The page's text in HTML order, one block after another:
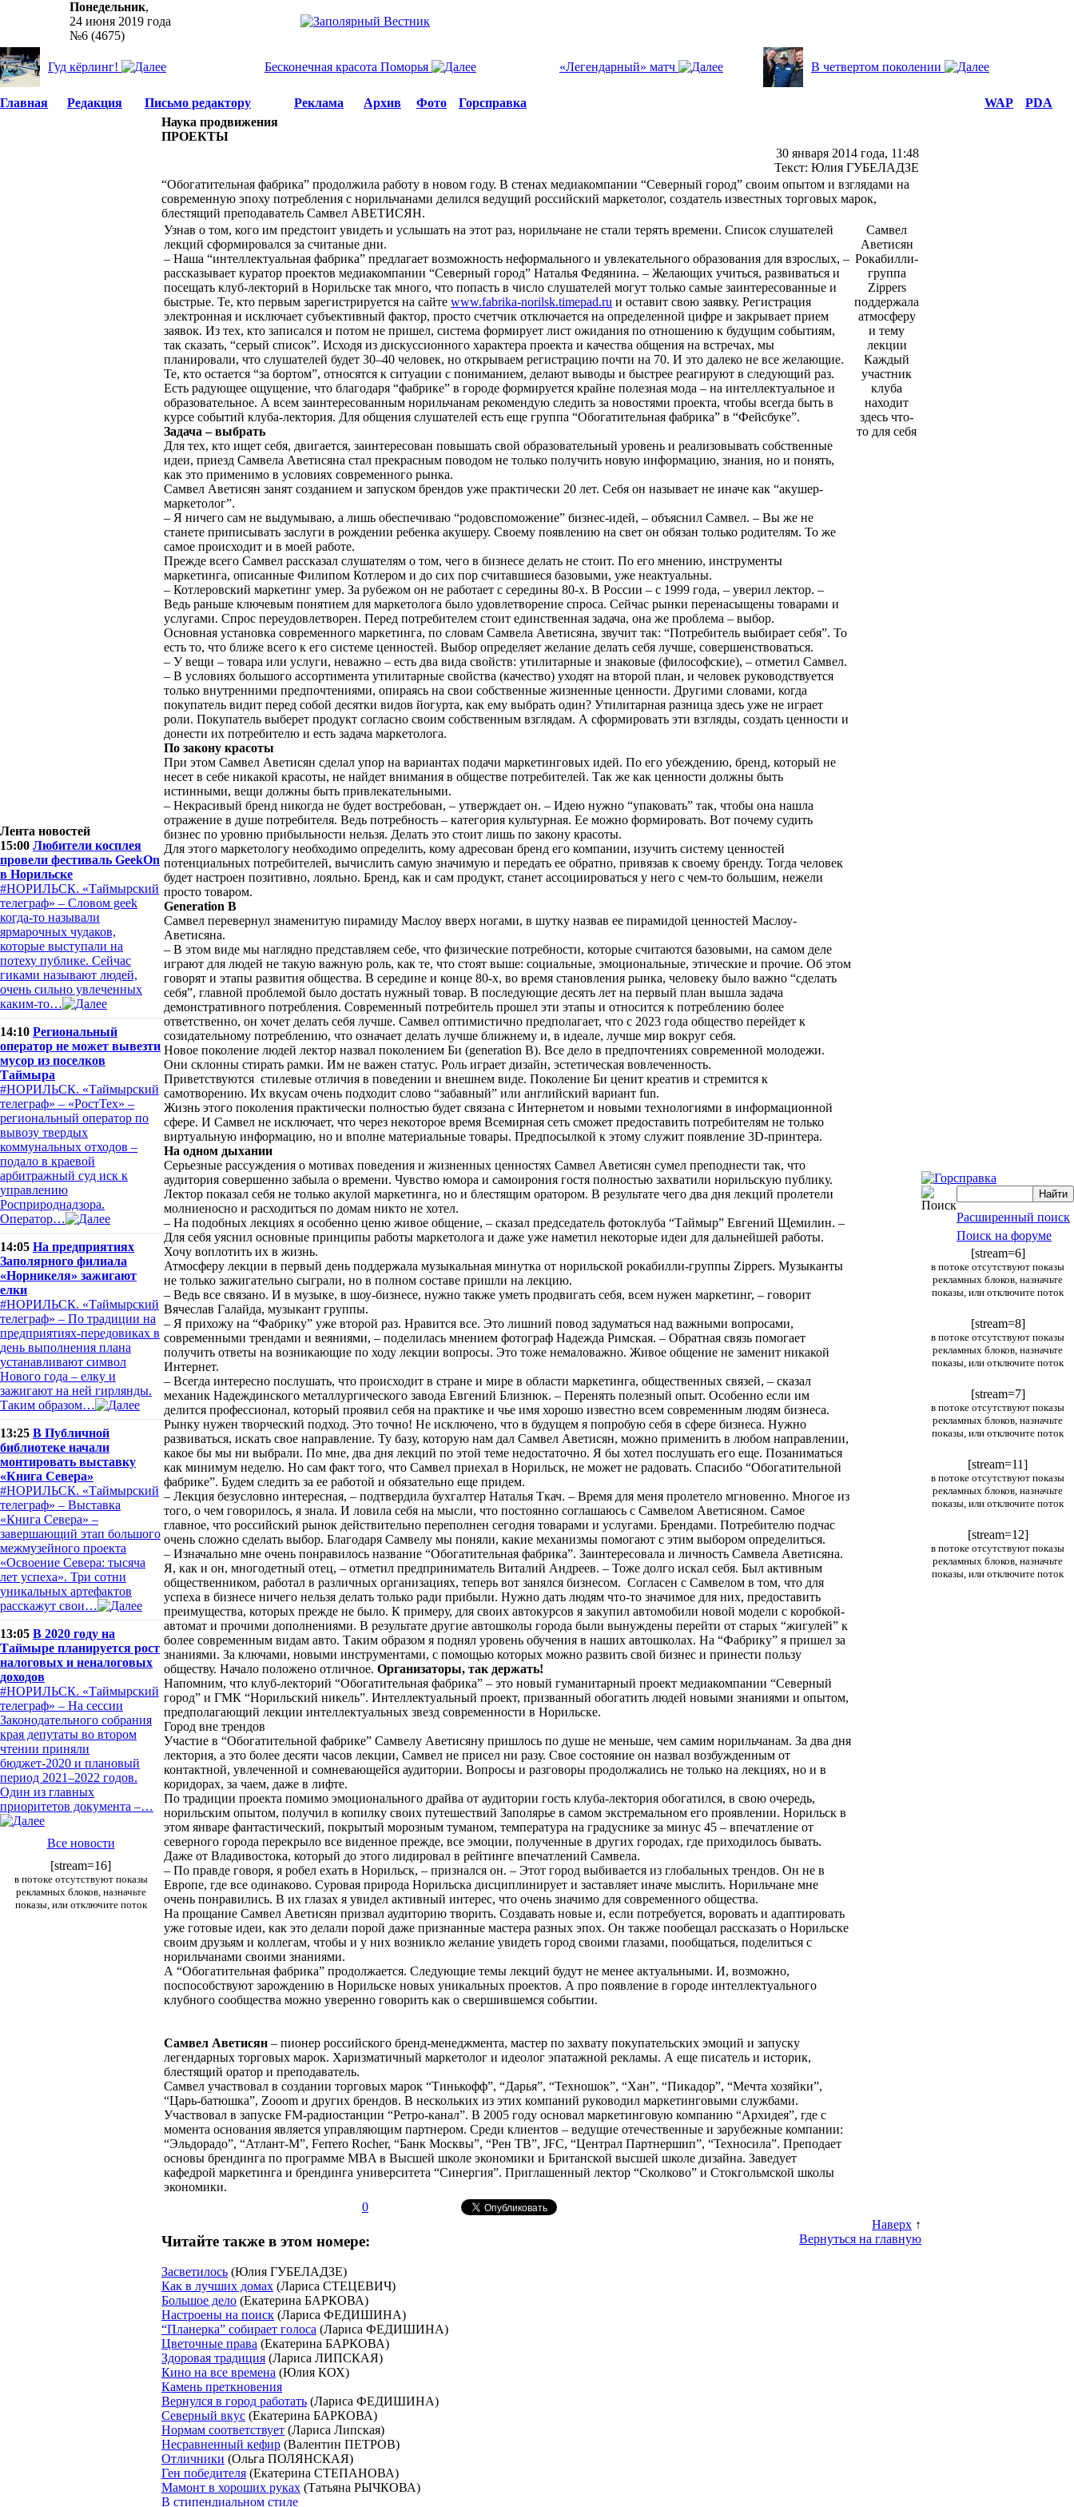
Понедельник,
24 июня 2019 года
№6 (4675)
Гуд кёрлинг! Бесконечная красота Поморья «Легендарный» матч В четвертом поколении
Главная Редакция Письмо редактору Реклама Архив Фото Горсправка WAP PDA
Лента новостей
15:00 Любители косплея
провели фестиваль GeekOn
в Норильске
#НОРИЛЬСК. «Таймырский
телеграф» – Словом geek
когда-то называли
ярмарочных чудаков,
которые выступали на
потеху публике. Сейчас
гиками называют людей,
очень сильно увлеченных
каким-то…
14:10 Региональный
оператор не может вывезти
мусор из поселков
Таймыра
#НОРИЛЬСК. «Таймырский
телеграф» – «РостТех» –
региональный оператор по
вывозу твердых
коммунальных отходов –
подало в краевой
арбитражный суд иск к
управлению
Росприроднадзора.
Оператор…
14:05 На предприятиях
Заполярного филиала
«Норникеля» зажигают
елки
#НОРИЛЬСК. «Таймырский
телеграф» – По традиции на
предприятиях-передовиках в
день выполнения плана
устанавливают символ
Нового года – елку и
зажигают на ней гирлянды.
Таким образом…
13:25 В Публичной
библиотеке начали
монтировать выставку
«Книга Севера»
#НОРИЛЬСК. «Таймырский
телеграф» – Выставка
«Книга Севера» –
завершающий этап большого
межмузейного проекта
«Освоение Севера: тысяча
лет успеха». Три сотни
уникальных артефактов
расскажут свои…
13:05 В 2020 году на
Таймыре планируется рост
налоговых и неналоговых
доходов
#НОРИЛЬСК. «Таймырский
телеграф» – На сессии
Законодательного собрания
края депутаты во втором
чтении приняли
бюджет-2020 и плановый
период 2021–2022 годов.
Один из главных
приоритетов документа –…
Все новости
[stream=16]
в потоке отсутствуют показы
рекламных блоков, назначьте
показы, или отключите поток
Наука продвижения
ПРОЕКТЫ
30 января 2014 года, 11:48
Текст: Юлия ГУБЕЛАДЗЕ
“Обогатительная фабрика” продолжила работу в новом году. В стенах медиакомпании “Северный город” своим опытом и взглядами на
современную эпоху потребления с норильчанами делился ведущий российский маркетолог, создатель известных торговых марок,
блестящий преподаватель Самвел АВЕТИСЯН.
Узнав о том, кого им предстоит увидеть и услышать на этот раз, норильчане не стали терять времени. Список слушателей
лекций сформировался за считаные дни.
– Наша “интеллектуальная фабрика” предлагает возможность неформального и увлекательного образования для взрослых, –
рассказывает куратор проектов медиакомпании “Северный город” Наталья Федянина. – Желающих учиться, развиваться и
посещать клуб-лекторий в Норильске так много, что попасть в число слушателей могут только самые заинтересованные и
быстрые. Те, кто первым зарегистрируется на сайте www.fabrika-norilsk.timepad.ru и оставит свою заявку. Регистрация
электронная и исключает субъективный фактор, просто счетчик отключается на определенной цифре и закрывает прием
заявок. Из тех, кто записался и потом не пришел, система формирует лист ожидания по отношению к будущим событиям,
так сказать, “серый список”. Исходя из дискуссионного характера проекта и качества общения на встречах, мы
планировали, что слушателей будет 30–40 человек, но открываем регистрацию почти на 70. И это далеко не все желающие.
Те, кто остается “за бортом”, относятся к ситуации с пониманием, делают выводы и быстрее реагируют в следующий раз.
Есть радующее ощущение, что благодаря “фабрике” в городе формируется крайне полезная мода – на интеллектуальное и
образовательное. А всем заинтересованным норильчанам рекомендую следить за новостями проекта, чтобы всегда быть в
курсе событий клуба-лектория. Для общения слушателей есть еще группа “Обогатительная фабрика” в “Фейсбуке”.
Задача – выбрать
Для тех, кто ищет себя, двигается, заинтересован повышать свой образовательный уровень и реализовывать собственные
идеи, приезд Самвела Аветисяна стал прекрасным поводом не только получить новую информацию, знания, но и понять,
как это применимо в условиях современного рынка.
Самвел Аветисян занят созданием и запуском брендов уже практически 20 лет. Себя он называет не иначе как “акушер-
маркетолог”.
– Я ничего сам не выдумываю, а лишь обеспечиваю “родовспоможение” бизнес-идей, – объяснил Самвел. – Вы же не
станете приписывать заслуги в рождении ребенка акушеру. Своему появлению на свет он обязан только родителям. То же
самое происходит и в моей работе.
Прежде всего Самвел рассказал слушателям о том, чего в бизнесе делать не стоит. По его мнению, инструменты
маркетинга, описанные Филипом Котлером и до сих пор считавшиеся базовыми, уже неактуальны.
– Котлеровский маркетинг умер. За рубежом он не работает с середины 80-х. В России – с 1999 года, – уверил лектор. –
Ведь раньше ключевым понятием для маркетолога было удовлетворение спроса. Сейчас рынки перенасыщены товарами и
услугами. Спрос переудовлетворен. Перед потребителем стоит единственная задача, она же проблема – выбор.
Основная установка современного маркетинга, по словам Самвела Аветисяна, звучит так: “Потребитель выбирает себя”. То
есть то, что ближе всего к его системе ценностей. Выбор определяет желание делать себя лучше, совершенствоваться.
– У вещи – товара или услуги, неважно – есть два вида свойств: утилитарные и знаковые (философские), – отметил Самвел.
– В условиях большого ассортимента утилитарные свойства (качество) уходят на второй план, и человек руководствуется
только внутренними предпочтениями, опираясь на свои собственные жизненные ценности. Другими словами, когда
покупатель видит перед собой десятки видов йогурта, как ему выбрать один? Утилитарная разница здесь уже не играет
роли. Покупатель выберет продукт согласно своим собственным взглядам. А сформировать эти взгляды, создать ценности и
донести их потребителю и есть задача маркетолога.
По закону красоты
При этом Самвел Аветисян сделал упор на вариантах подачи маркетинговых идей. По его убеждению, бренд, который не
несет в себе никакой красоты, не найдет внимания в обществе потребителей. Так же как ценности должны быть
истинными, вещи должны быть привлекательными.
– Некрасивый бренд никогда не будет востребован, – утверждает он. – Идею нужно “упаковать” так, чтобы она нашла
отражение в душе потребителя. Ведь потребность – категория культурная. Ее можно формировать. Вот почему судить
бизнес по уровню прибыльности нельзя. Делать это стоит лишь по закону красоты.
Для этого маркетологу необходимо определить, кому адресован бренд его компании, изучить систему ценностей
потенциальных потребителей, вычислить самую значимую и передать ее обратно, привязав к своему бренду. Тогда человек
будет настроен позитивно, лояльно. Бренд, как и сам продукт, станет ассоциироваться у него с чем-то большим, нежели
просто товаром.
Generation B
Самвел перевернул знаменитую пирамиду Маслоу вверх ногами, в шутку назвав ее пирамидой ценностей Маслоу-
Аветисяна.
– В этом виде мы наглядно представляем себе, что физические потребности, которые считаются базовыми, на самом деле
играют для людей не такую важную роль, как те, что стоят выше: социальные, эмоциональные, этические и прочие. Об этом
говорят и этапы развития общества. В середине и конце 80-х, во время становления рынка, человеку было важно “сделать
себя”, главной проблемой было достать нужный товар. В последующие десять лет на первый план вышла задача
демонстративного потребления. Современный потребитель прошел эти этапы и относится к потреблению более
ответственно, он хочет делать себя лучше. Самвел оптимистично предполагает, что с 2023 года общество перейдет к
созидательному потреблению, что означает делать лучше ближнему и, в идеале, лучше мир вокруг себя.
Новое поколение людей лектор назвал поколением Би (generation B). Все дело в предпочтениях современной молодежи.
Они склонны стирать рамки. Им не важен статус. Роль играет дизайн, эстетическая вовлеченность.
Приветствуются стилевые отличия в поведении и внешнем виде. Поколение Би ценит креатив и стремится к
самотворению. Их вкусам очень подходит слово “забавный” или английский вариант fun.
Жизнь этого поколения практически полностью будет связана с Интернетом и новыми технологиями в информационной
сфере. И Самвел не исключает, что через некоторое время Всемирная сеть сможет предоставить потребителям не только
виртуальную информацию, но и вполне материальные товары. Предпосылкой к этому служит появление 3D-принтера.
На одном дыхании
Серьезные рассуждения о мотивах поведения и жизненных ценностях Самвел Аветисян сумел преподнести так, что
аудитория совершенно забыла о времени. Чувство юмора и самоирония гостя полностью захватили норильскую публику.
Лектор показал себя не только акулой маркетинга, но и блестящим оратором. В результате чего два дня лекций пролетели
молниеносно и расходиться по домам никто не хотел.
– На подобных лекциях я особенно ценю живое общение, – сказал председатель фотоклуба “Таймыр” Евгений Щемилин. –
Для себя уяснил основные принципы работы маркетолога и даже уже наметил некоторые идеи для дальнейшей работы.
Хочу воплотить их в жизнь.
Атмосферу лекции в первый день поддержала музыкальная минутка от норильской рокабилли-группы Zippers. Музыканты
не только зажигательно сыграли, но в полном составе пришли на лекцию.
– Ведь все связано. И в музыке, в шоу-бизнесе, нужно также уметь продвигать себя, всем нужен маркетинг, – говорит
Вячеслав Галайда, музыкант группы.
– Я прихожу на “Фабрику” уже второй раз. Нравится все. Это лишний повод задуматься над важными вопросами,
современными трендами и веяниями, – поделилась мнением фотограф Надежда Римская. – Обратная связь помогает
получить ответы на возникающие по ходу лекции вопросы. Это тоже немаловажно. Живое общение не заменит никакой
Интернет.
– Всегда интересно послушать, что происходит в стране и мире в области маркетинга, общественных связей, – сказал
механик Надеждинского металлургического завода Евгений Близнюк. – Перенять полезный опыт. Особенно если им
делится профессионал, который проявил себя на практике и чье имя хорошо известно всем современным людям бизнеса.
Рынку нужен творческий подход. Это точно! Не исключено, что в будущем я попробую себя в сфере бизнеса. Нужно
развиваться, искать свое направление. Ту базу, которую нам дал Самвел Аветисян, можно применить в любом направлении,
какое бы мы ни выбрали. По мне, два дня лекций по этой теме недостаточно. Я бы хотел послушать его еще. Позаниматься
как минимум неделю. Но сам факт того, что Самвел приехал в Норильск, не может не радовать. Спасибо “Обогатительной
фабрике”. Будем следить за ее работой и обязательно еще придем.
– Лекция безусловно интересная, – подтвердила бухгалтер Наталья Ткач. – Время для меня пролетело мгновенно. Многое из
того, о чем говорилось, я знала. И ловила себя на мысли, что постоянно соглашаюсь с Самвелом Аветисяном. Самое
главное, что российский рынок действительно переполнен сегодня товарами и услугами. Брендами. Потребителю подчас
очень сложно сделать выбор. Благодаря Самвелу мы поняли, какие механизмы помогают с этим выбором определиться.
– Изначально мне очень понравилось название “Обогатительная фабрика”. Заинтересовала и личность Самвела Аветисяна.
Я, как и он, многодетный отец, – отметил предприниматель Виталий Андреев. – Тоже долго искал себя. Был активным
общественником, работал в различных организациях, теперь вот занялся бизнесом. Согласен с Самвелом в том, что для
успеха в бизнесе ничего нельзя делать только ради прибыли. Нужно дать людям что-то значимое для них, предоставить
преимущества, которых прежде не было. К примеру, для своих автокурсов я закупил автомобили новой модели с коробкой-
автомат и прочими дополнениями. В результате другие автошколы города были вынуждены перейти от старых “жигулей” к
более современным видам авто. Таким образом я поднял уровень обучения в наших автошколах. На “Фабрику” я пришел за
знаниями. За ключами, новыми инструментами, с помощью которых можно развить свой бизнес и принести пользу
обществу. Начало положено отличное. Организаторы, так держать!
Напомним, что клуб-лекторий “Обогатительная фабрика” – это новый гуманитарный проект медиакомпании “Северный
город” и ГМК “Норильский никель”. Интеллектуальный проект, призванный обогатить людей новыми знаниями и опытом,
предполагающий лекции интеллектуальных звезд современности в Норильске.
Город вне трендов
Участие в “Обогатительной фабрике” Самвелу Аветисяну пришлось по душе не меньше, чем самим норильчанам. За два дня
лектория, а это более десяти часов лекции, Самвел не присел ни разу. Свое состояние он назвал возбужденным от
контактной, увлеченной и сомневающейся аудитории. Вопросы и разговоры продолжались не только на лекциях, но и в
коридорах, за чаем, даже в лифте.
По традиции проекта помимо эмоционального драйва от аудитории гость клуба-лектория обогатился, в свою очередь,
норильским опытом, получил в копилку своих путешествий Заполярье в самом экстремальном его проявлении. Норильск в
этом январе фантастический, покрытый морозным туманом, температура на градуснике за минус 45 – впечатление от
северного города перекрыло все виденное прежде, все эмоции, полученные в других городах, где приходилось бывать.
Даже от Владивостока, который до этого лидировал в рейтинге впечатлений Самвела.
– По правде говоря, я робел ехать в Норильск, – признался он. – Этот город выбивается из глобальных трендов. Он не в
Европе, где все одинаково. Суровая природа Норильска дисциплинирует и заставляет иначе мыслить. Норильчане мне
очень понравились. В их глазах я увидел активный интерес, что очень значимо для современного общества.
На прощание Самвел Аветисян призвал аудиторию творить. Создавать новые и, если потребуется, воровать и адаптировать
уже готовые идеи, как это делали порой даже признанные мастера разных эпох. Он также пообещал рассказать о Норильске
своим друзьям и коллегам, чтобы и у них возникло желание увидеть город своими глазами, пообщаться, поделиться с
норильчанами своими знаниями.
А “Обогатительная фабрика” продолжается. Следующие темы лекций будут не менее актуальными. И, возможно,
поспособствуют зарождению в Норильске новых уникальных проектов. А про появление в городе интеллектуального
клубного сообщества можно уверенно говорить как о свершившемся событии.
Самвел Аветисян – пионер российского бренд-менеджмента, мастер по захвату покупательских эмоций и запуску
легендарных торговых марок. Харизматичный маркетолог и идеолог эпатажной рекламы. А еще писатель и историк,
блестящий оратор и преподаватель.
Самвел участвовал в создании торговых марок “Тинькофф”, “Дарья”, “Техношок”, “Хан”, “Пикадор”, “Мечта хозяйки”,
“Царь-батюшка”, Zooom и других брендов. В нескольких из этих компаний руководил маркетинговыми службами.
Участвовал в запуске FM-радиостанции “Ретро-канал”. В 2005 году основал маркетинговую компанию “Архидея”, где с
момента основания является управляющим партнером. Среди клиентов – ведущие отечественные и зарубежные компании:
“Эльдорадо”, “Атлант-М”, Ferrero Rocher, “Банк Москвы”, “Рен ТВ”, JFC, “Централ Партнершип”, “Техносила”. Преподает
основы брендинга по программе MBA в Высшей школе экономики и Британской высшей школе дизайна. Заведует
кафедрой маркетинга и брендинга университета “Синергия”. Приглашенный лектор “Сколково” и Стокгольмской школы
экономики.
Самвел
Аветисян
Рокабилли-
группа
Zippers
поддержала
атмосферу
и тему
лекции
Каждый
участник
клуба
находит
здесь что-
то для себя
0
Читайте также в этом номере:
Засветилось (Юлия ГУБЕЛАДЗЕ)
Как в лучших домах (Лариса СТЕЦЕВИЧ)
Большое дело (Екатерина БАРКОВА)
Настроены на поиск (Лариса ФЕДИШИНА)
“Планерка” собирает голоса (Лариса ФЕДИШИНА)
Цветочные права (Екатерина БАРКОВА)
Здоровая традиция (Лариса ЛИПСКАЯ)
Кино на все времена (Юлия КОХ)
Камень преткновения
Вернулся в город работать (Лариса ФЕДИШИНА)
Северный вкус (Екатерина БАРКОВА)
Нормам соответствует (Лариса Липская)
Несравненный кефир (Валентин ПЕТРОВ)
Отличники (Ольга ПОЛЯНСКАЯ)
Ген победителя (Екатерина СТЕПАНОВА)
Мамонт в хороших руках (Татьяна РЫЧКОВА)
В стипендиальном стиле
Наверх ↑
Вернуться на главную
Расширенный поиск
Поиск на форуме
[stream=6]
в потоке отсутствуют показы
рекламных блоков, назначьте
показы, или отключите поток
[stream=8]
в потоке отсутствуют показы
рекламных блоков, назначьте
показы, или отключите поток
[stream=7]
в потоке отсутствуют показы
рекламных блоков, назначьте
показы, или отключите поток
[stream=11]
в потоке отсутствуют показы
рекламных блоков, назначьте
показы, или отключите поток
[stream=12]
в потоке отсутствуют показы
рекламных блоков, назначьте
показы, или отключите поток